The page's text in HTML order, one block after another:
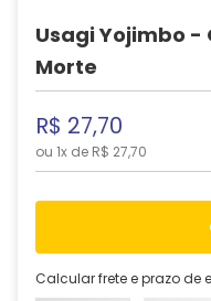
Usagi Yojimbo -
Morte
R$ 27,70
ou 1x de R$ 27,70
Calcular frete e prazo de